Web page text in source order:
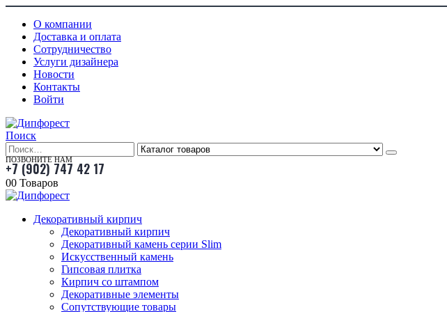
О компании
Доставка и оплата
Сотрудничество
Услуги дизайнера
Новости
Контакты
Войти
Поиск
ПОЗВОНИТЕ НАМ
+7 (902) 747 42 17
00 Товаров
Декоративный кирпич
Декоративный кирпич
Декоративный камень серии Slim
Искусственный камень
Гипсовая плитка
Кирпич со штампом
Декоративные элементы
Сопутствующие товары